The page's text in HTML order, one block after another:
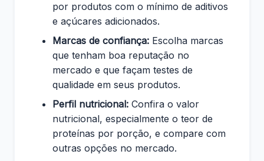
por produtos com o mínimo de aditivos
e açúcares adicionados.
Marcas de confiança: Escolha marcas
que tenham boa reputação no
mercado e que façam testes de
qualidade em seus produtos.
Perfil nutricional: Confira o valor
nutricional, especialmente o teor de
proteínas por porção, e compare com
outras opções no mercado.